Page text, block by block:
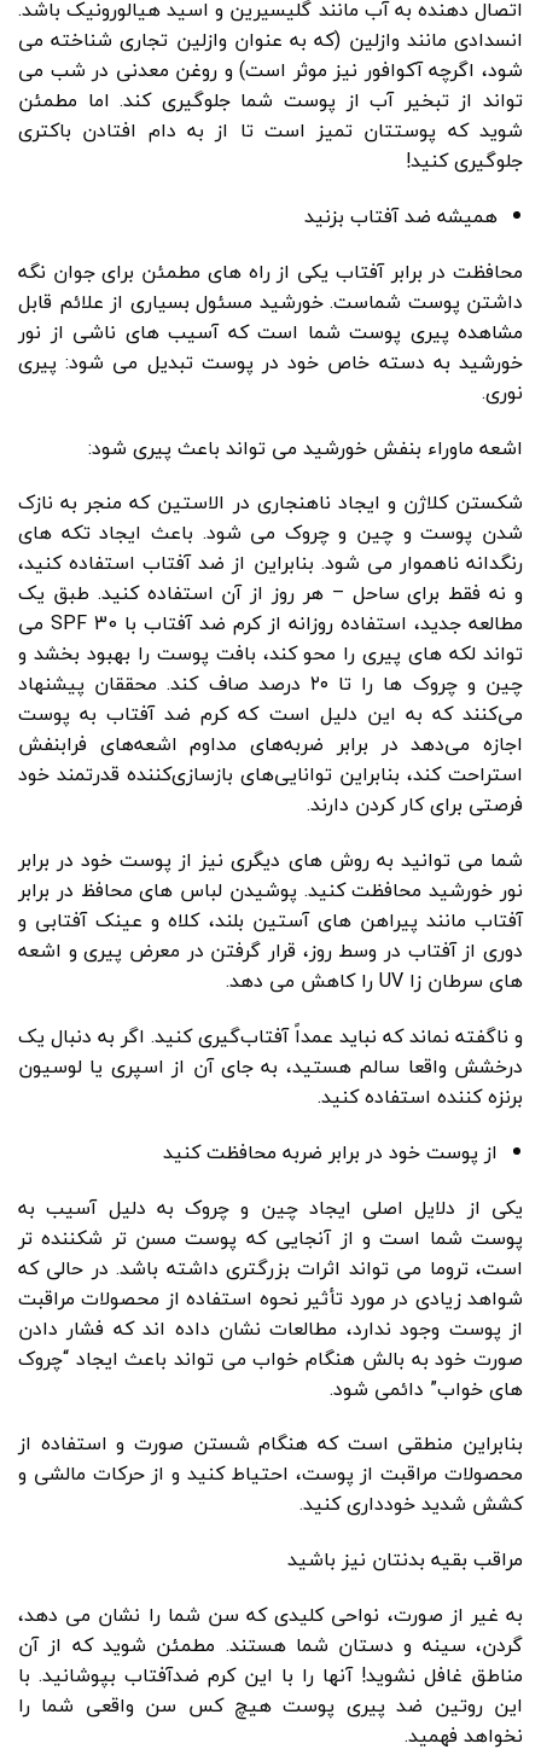
اتصال دهنده به آب مانند گلیسیرین و اسید هیالورونیک باشد.
انسدادی مانند وازلین (که به عنوان وازلین تجاری شناخته می
شود، اگرچه آکوافور نیز موثر است) و روغن معدنی در شب می
تواند از تبخیر آب از پوست شما جلوگیری کند. اما مطمئن
شوید که پوستتان تمیز است تا از به دام افتادن باکتری
جلوگیری کنید!
همیشه ضد آفتاب بزنید
محافظت در برابر آفتاب یکی از راه های مطمئن برای جوان نگه
داشتن پوست شماست. خورشید مسئول بسیاری از علائم قابل
مشاهده پیری پوست شما است که آسیب های ناشی از نور
خورشید به دسته خاص خود در پوست تبدیل می شود: پیری
نوری.
اشعه ماوراء بنفش خورشید می تواند باعث پیری شود:
شکستن کلاژن و ایجاد ناهنجاری در الاستین که منجر به نازک
شدن پوست و چین و چروک می شود. باعث ایجاد تکه های
رنگدانه ناهموار می شود. بنابراین از ضد آفتاب استفاده کنید،
و نه فقط برای ساحل – هر روز از آن استفاده کنید. طبق یک
مطالعه جدید، استفاده روزانه از کرم ضد آفتاب با SPF 30 می
تواند لکه های پیری را محو کند، بافت پوست را بهبود بخشد و
چین و چروک ها را تا ۲۰ درصد صاف کند. محققان پیشنهاد
می‌کنند که به این دلیل است که کرم ضد آفتاب به پوست
اجازه می‌دهد در برابر ضربه‌های مداوم اشعه‌های فرابنفش
استراحت کند، بنابراین توانایی‌های بازسازی‌کننده قدرتمند خود
فرصتی برای کار کردن دارند.
شما می توانید به روش های دیگری نیز از پوست خود در برابر
نور خورشید محافظت کنید. پوشیدن لباس های محافظ در برابر
آفتاب مانند پیراهن های آستین بلند، کلاه و عینک آفتابی و
دوری از آفتاب در وسط روز، قرار گرفتن در معرض پیری و اشعه
های سرطان زا UV را کاهش می دهد.
و ناگفته نماند که نباید عمداً آفتاب‌گیری کنید. اگر به دنبال یک
درخشش واقعا سالم هستید، به جای آن از اسپری یا لوسیون
برنزه کننده استفاده کنید.
از پوست خود در برابر ضربه محافظت کنید
یکی از دلایل اصلی ایجاد چین و چروک به دلیل آسیب به
پوست شما است و از آنجایی که پوست مسن تر شکننده تر
است، تروما می تواند اثرات بزرگتری داشته باشد. در حالی که
شواهد زیادی در مورد تأثیر نحوه استفاده از محصولات مراقبت
از پوست وجود ندارد، مطالعات نشان داده اند که فشار دادن
صورت خود به بالش هنگام خواب می تواند باعث ایجاد “چروک
های خواب” دائمی شود.
بنابراین منطقی است که هنگام شستن صورت و استفاده از
محصولات مراقبت از پوست، احتیاط کنید و از حرکات مالشی و
کشش شدید خودداری کنید.
مراقب بقیه بدنتان نیز باشید
به غیر از صورت، نواحی کلیدی که سن شما را نشان می دهد،
گردن، سینه و دستان شما هستند. مطمئن شوید که از آن
مناطق غافل نشوید! آنها را با این کرم ضدآفتاب بپوشانید. با
این روتین ضد پیری پوست هیچ کس سن واقعی شما را
نخواهد فهمید.